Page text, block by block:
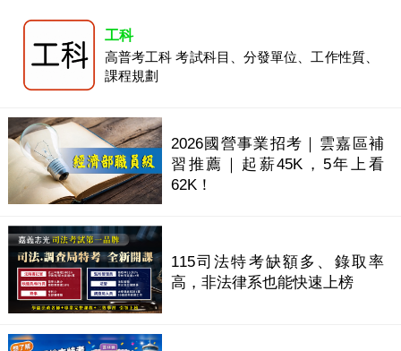
工科
高普考工科 考試科目、分發單位、工作性質、
課程規劃
2026國營事業招考｜雲嘉區補
習推薦｜起薪45K，5年上看
62K！
115司法特考缺額多、錄取率
高，非法律系也能快速上榜